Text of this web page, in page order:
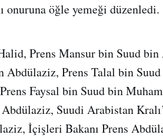
onuruna öğle yemeği düzenledi.
Prens Mansur bin Suud
Abdülaziz, Prens Talal bin
Faysal bin Suud bin
Suudi Arabistan
İçişleri Bakanı Prens